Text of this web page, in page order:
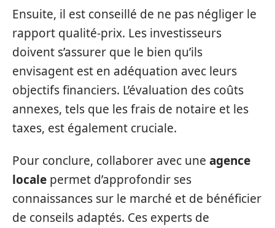
Ensuite, il est conseillé de ne pas négliger le
rapport qualité-prix. Les investisseurs
doivent s’assurer que le bien qu’ils
envisagent est en adéquation avec leurs
objectifs financiers. L’évaluation des coûts
annexes, tels que les frais de notaire et les
taxes, est également cruciale.
Pour conclure, collaborer avec une agence
locale permet d’approfondir ses
connaissances sur le marché et de bénéficier
de conseils adaptés. Ces experts de